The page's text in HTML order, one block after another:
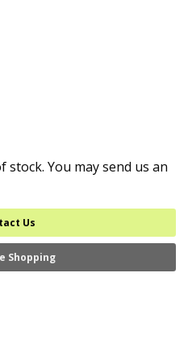
You may send us an
Us
Shopping